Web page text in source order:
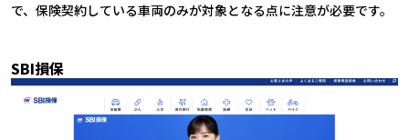
で、保険契約している車両のみが対象となる点に注意が必要です。
SBI損保